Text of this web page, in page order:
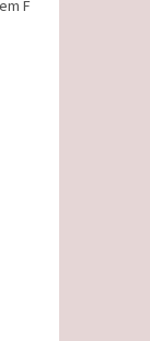
F